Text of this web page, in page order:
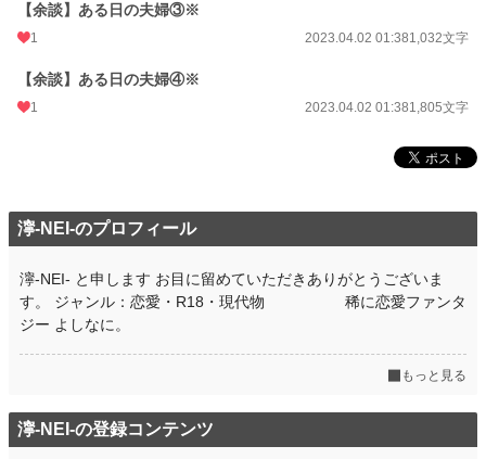
【余談】ある日の夫婦③※
1 2023.04.02 01:381,032文字
【余談】ある日の夫婦④※
1 2023.04.02 01:381,805文字
濘-NEI-のプロフィール
濘-NEI- と申します お目に留めていただきありがとうございま
す。 ジャンル：恋愛・R18・現代物 稀に恋愛ファンタ
ジー よしなに。
もっと見る
濘-NEI-の登録コンテンツ